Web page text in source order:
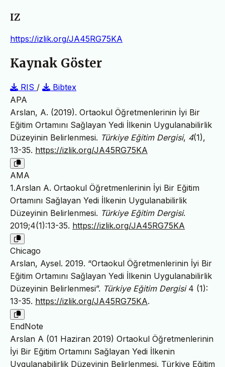
IZ
https://izlik.org/JA45RG75KA
Kaynak Göster
RIS /
Bibtex
APA
Arslan, A. (2019). Ortaokul Öğretmenlerinin İyi Bir
Eğitim Ortamını Sağlayan Yedi İlkenin Uygulanabilirlik
Düzeyinin Belirlenmesi. Türkiye Eğitim Dergisi, 4(1),
13-35. https://izlik.org/JA45RG75KA
AMA
1.Arslan A. Ortaokul Öğretmenlerinin İyi Bir Eğitim
Ortamını Sağlayan Yedi İlkenin Uygulanabilirlik
Düzeyinin Belirlenmesi. Türkiye Eğitim Dergisi.
2019;4(1):13-35. https://izlik.org/JA45RG75KA
Chicago
Arslan, Aysel. 2019. “Ortaokul Öğretmenlerinin İyi Bir
Eğitim Ortamını Sağlayan Yedi İlkenin Uygulanabilirlik
Düzeyinin Belirlenmesi”. Türkiye Eğitim Dergisi4 (1):
13-35. https://izlik.org/JA45RG75KA.
EndNote
Arslan A (01 Haziran 2019) Ortaokul Öğretmenlerinin
İyi Bir Eğitim Ortamını Sağlayan Yedi İlkenin
Uygulanabilirlik Düzeyinin Belirlenmesi. Türkiye Eğitim